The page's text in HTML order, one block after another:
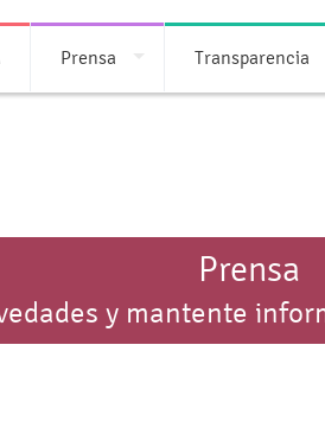
Prensa Transparencia
Prensa
y mantente